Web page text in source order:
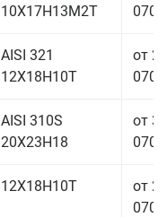
10Х17Н13М2Т
AISI 321
12Х18Н10Т
от
AISI 310S
20Х23Н18
от
12Х18Н10Т
от